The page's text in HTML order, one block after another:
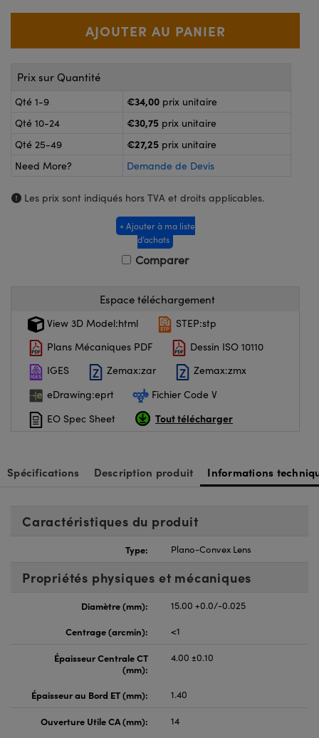
ou Coupleurs
: Microscopie
: Caméras
Gratings™
Prix sur Quantité
Qté 1-9 €34,00 prix unitaire
Qté 10-24
€30,75 prix unitaire
Qté 25-49
€27,25 prix unitaire
Need More?
Demande de Devis
Les prix sont indiqués hors TVA et droits applicables.
+ Ajouter à ma liste
d’achats
Comparer
Espace téléchargement
View 3D Model:html
STEP:stp
Plans Mécaniques PDF
Dessin ISO 10110
IGES
Zemax:zar
Zemax:zmx
eDrawing:eprt
Fichier Code V
EO Spec Sheet
Tout télécharger
Spécifications Description produit Informations
Caractéristiques du produit
Type: Plano-Convex Lens
Propriétés physiques et mécaniques
Diamètre (mm):
15.00 +0.0/-0.025
Centrage (arcmin):
<1
Épaisseur Centrale CT
(mm):
4.00 ±0.10
Épaisseur au Bord ET (mm): 1.40
Ouverture Utile CA (mm):
14